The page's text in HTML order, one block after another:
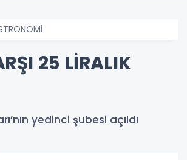
25 LİRALIK
yedinci şubesi açıldı